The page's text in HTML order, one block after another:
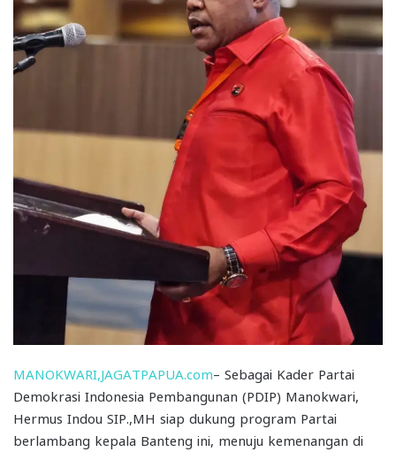
MANOKWARI,JAGATPAPUA.com– Sebagai Kader Partai
Demokrasi Indonesia Pembangunan (PDIP) Manokwari,
Hermus Indou SIP.,MH siap dukung program Partai
berlambang kepala Banteng ini, menuju kemenangan di